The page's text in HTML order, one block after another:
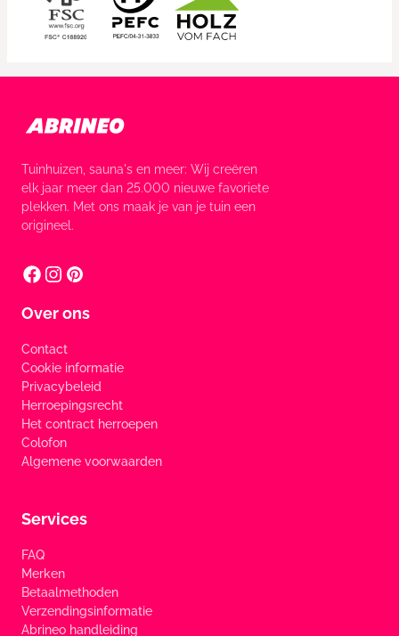
Tuinhuizen, sauna's en meer: Wij creëren
elk jaar meer dan 25.000 nieuwe favoriete
plekken. Met ons maak je van je tuin een
origineel.
Over ons
Contact
Cookie informatie
Privacybeleid
Herroepingsrecht
Het contract herroepen
Colofon
Algemene voorwaarden
Services
FAQ
Merken
Betaalmethoden
Verzendingsinformatie
Abrineo handleiding